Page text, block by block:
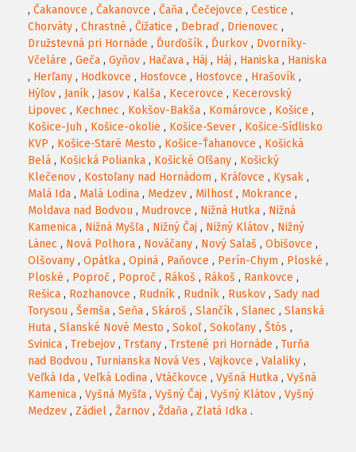
, Čakanovce , Čakanovce , Čaňa , Čečejovce , Cestice ,
Chorváty , Chrastné , Čižatice , Debraď, Drienovec ,
Družstevná pri Hornáde , Ďurďošík , Ďurkov , Dvorníky-
Včeláre , Geča , Gyňov , Hačava , Háj , Háj , Haniska , Haniska
, Herľany , Hodkovce , Hosťovce , Hosťovce , Hrašovík ,
Hýľov , Janík , Jasov , Kalša , Kecerovce , Kecerovský
Lipovec , Kechnec , Kokšov-Bakša , Komárovce , Košice ,
Košice-Juh , Košice-okolie , Košice-Sever , Košice-Sídlisko
KVP , Košice-Staré Mesto , Košice-Ťahanovce , Košická
Belá , Košická Polianka , Košické Oľšany , Košický
Klečenov , Kostoľany nad Hornádom , Kráľovce , Kysak ,
Malá Ida , Malá Lodina , Medzev , Milhosť , Mokrance ,
Moldava nad Bodvou , Mudrovce , Nižná Hutka , Nižná
Kamenica , Nižná Myšľa , Nižný Čaj , Nižný Klátov , Nižný
Lánec , Nová Polhora , Nováčany , Nový Salaš , Obišovce ,
Olšovany , Opátka , Opiná , Paňovce , Perín-Chym , Ploské ,
Ploské , Poproč , Poproč , Rákoš , Rákoš , Rankovce ,
Rešica , Rozhanovce , Rudník , Rudník , Ruskov , Sady nad
Torysou , Šemša , Seňa , Skároš , Slančík , Slanec , Slanská
Huta , Slanské Nové Mesto , Sokoľ, Sokoľany , Štós ,
Svinica , Trebejov , Trsťany , Trstené pri Hornáde , Turňa
nad Bodvou , Turnianska Nová Ves , Vajkovce , Valaliky ,
Veľká Ida , Veľká Lodina , Vtáčkovce , Vyšná Hutka , Vyšná
Kamenica , Vyšná Myšľa , Vyšný Čaj , Vyšný Klátov , Vyšný
Medzev , Zádiel , Žarnov , Ždaňa , Zlatá Idka .